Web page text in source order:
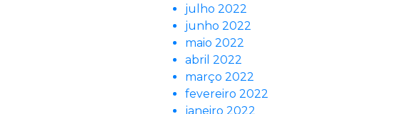
julho 2022
junho 2022
maio 2022
abril 2022
março 2022
fevereiro 2022
janeiro 2022